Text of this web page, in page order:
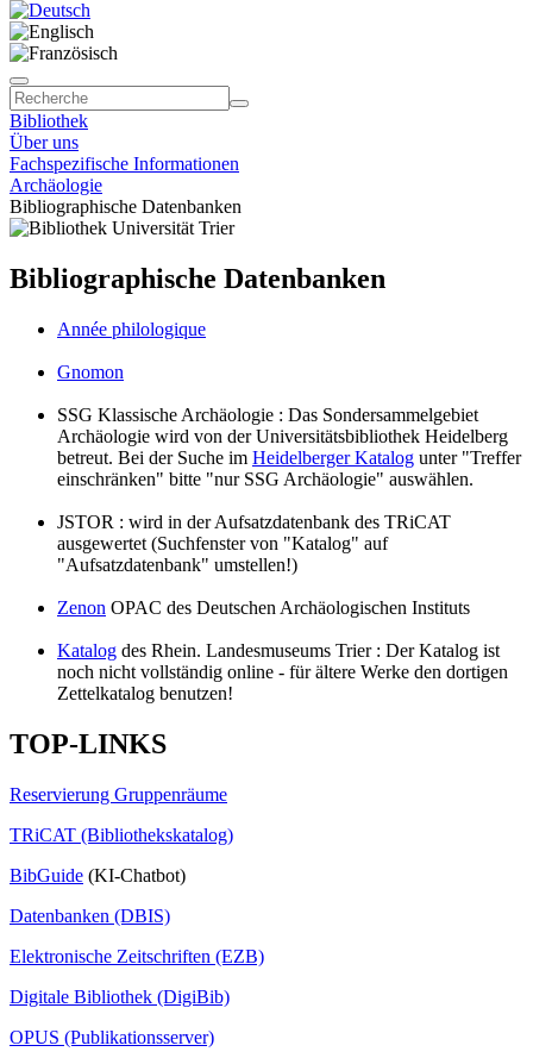
Bibliothek
Über uns
Fachspezifische Informationen
Archäologie
Bibliographische Datenbanken
Bibliographische Datenbanken
Année philologique
Gnomon
SSG Klassische Archäologie : Das Sondersammelgebiet
Archäologie wird von der Universitätsbibliothek Heidelberg
betreut. Bei der Suche im Heidelberger Katalog unter "Treffer
einschränken" bitte "nur SSG Archäologie" auswählen.
JSTOR : wird in der Aufsatzdatenbank des TRiCAT
ausgewertet (Suchfenster von "Katalog" auf
"Aufsatzdatenbank" umstellen!)
Zenon OPAC des Deutschen Archäologischen Instituts
Katalog des Rhein. Landesmuseums Trier : Der Katalog ist
noch nicht vollständig online - für ältere Werke den dortigen
Zettelkatalog benutzen!
TOP-LINKS
Reservierung Gruppenräume
TRiCAT (Bibliothekskatalog)
BibGuide (KI-Chatbot)
Datenbanken (DBIS)
Elektronische Zeitschriften (EZB)
Digitale Bibliothek (DigiBib)
OPUS (Publikationsserver)